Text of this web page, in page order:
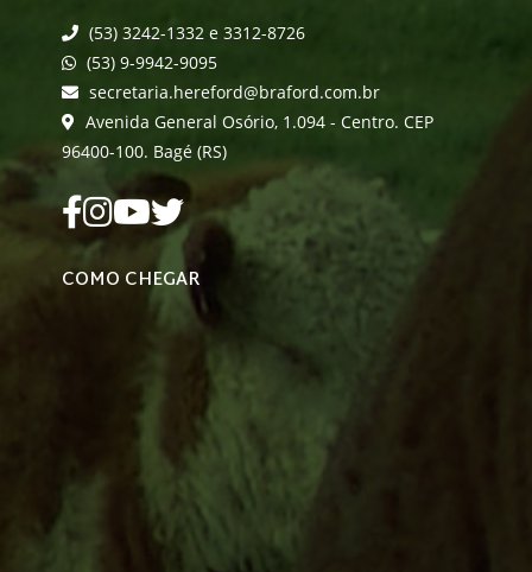
(53) 3242-1332 e 3312-8726
(53) 9-9942-9095
secretaria.hereford@braford.com.br
Avenida General Osório, 1.094 - Centro. CEP
96400-100. Bagé (RS)
COMO CHEGAR